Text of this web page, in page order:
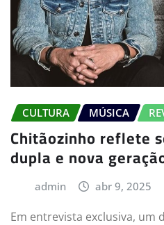
CULTURA MÚSICA
Chitãozinho reflete
dupla e nova
admin abr 9, 2025
Em entrevista exclusiva, um